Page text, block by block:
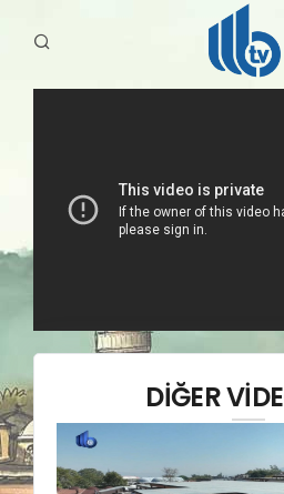
YAYINLARIMIZ
DİĞER